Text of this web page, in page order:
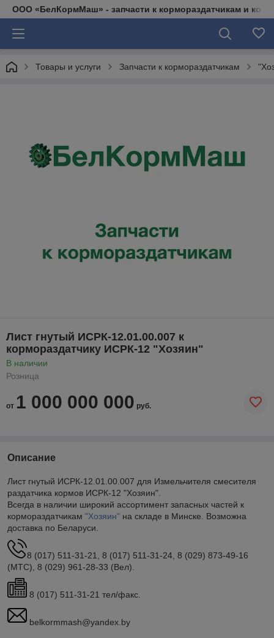
ООО «БелКормМаш» - запчасти к кормораздатчикам и
Товары и услуги Запчасти к кормораздатчикам
Лист гнутый ИСРК-12.01.00.007 к
кормораздатчику ИСРК-12 "Хозяин"
В наличии
Розница
от 1 000 000 000 руб.
Описание
Лист гнутый ИСРК-12.01.00.007 для Измельчителя смесителя
раздатчика кормов ИСРК-12 "Хозяин".
Всегда в наличии широкий ассортимент запасных частей к
кормораздатчикам "Хозяин" на складе в Минске. Возможна
доставка по Беларуси.
8 (017) 511-31-21, 8 (017) 511-31-24, 8 (029) 873-49-16
(МТС), 8 (029) 961-28-33 (Вел).
8 (017) 511-31-21 тел/факс.
belkormmash@yandex.by